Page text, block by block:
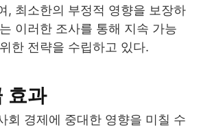
, 최소한의 부정적 영향을 보장하
이러한 조사를 통해 지속 가능
한 전략을 수립하고 있다.
효과
회 경제에 중대한 영향을 미칠 수